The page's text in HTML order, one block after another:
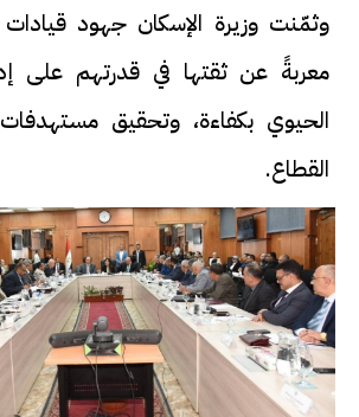
وثمّنت وزيرة الإسكان جهود قيادات
معربةً عن ثقتها في قدرتهم على
الحيوي بكفاءة، وتحقيق
القطاع.